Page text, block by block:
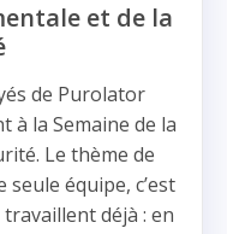
et de la
de Purolator
à la Semaine de la
Le thème de
équipe, c’est
déjà : en